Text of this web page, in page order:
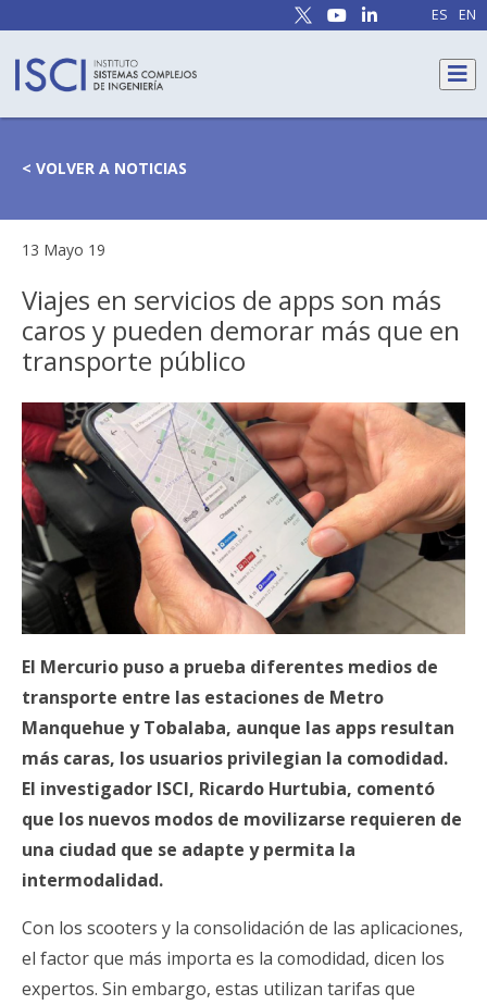
ES EN
< VOLVER A NOTICIAS
13 Mayo 19
Viajes en servicios de apps son más
caros y pueden demorar más que en
transporte público
El Mercurio puso a prueba diferentes medios de
transporte entre las estaciones de Metro
Manquehue y Tobalaba, aunque las apps resultan
más caras, los usuarios privilegian la comodidad.
El investigador ISCI, Ricardo Hurtubia, comentó
que los nuevos modos de movilizarse requieren de
una ciudad que se adapte y permita la
intermodalidad.
Con los scooters y la consolidación de las aplicaciones,
el factor que más importa es la comodidad, dicen los
expertos. Sin embargo, estas utilizan tarifas que